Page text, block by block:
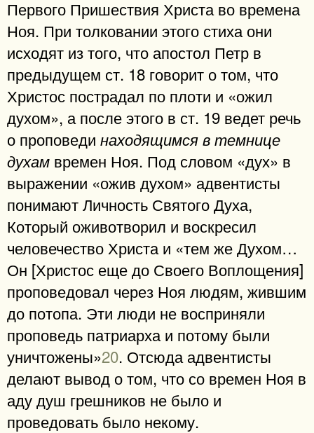
Первого Пришествия Христа во времена
Ноя. При толковании этого стиха они
исходят из того, что апостол Петр в
предыдущем ст. 18 говорит о том, что
Христос пострадал по плоти и «ожил
духом», а после этого в ст. 19 ведет речь
о проповеди находящимся в темнице
духам времен Ноя. Под словом «дух» в
выражении «ожив духом» адвентисты
понимают Личность Святого Духа,
Который оживотворил и воскресил
человечество Христа и «тем же Духом…
Он [Христос еще до Своего Воплощения]
проповедовал через Ноя людям, жившим
до потопа. Эти люди не восприняли
проповедь патриарха и потому были
уничтожены»20. Отсюда адвентисты
делают вывод о том, что со времен Ноя в
аду душ грешников не было и
проведовать было некому.